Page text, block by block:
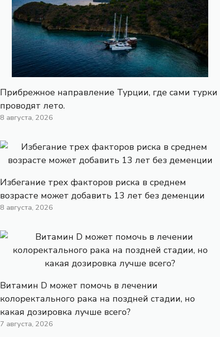
Прибрежное направление Турции, где сами турки
проводят лето.
8 августа, 2026
Избегание трех факторов риска в среднем
возрасте может добавить 13 лет без деменции
8 августа, 2026
Витамин D может помочь в лечении
колоректального рака на поздней стадии, но
какая дозировка лучше всего?
7 августа, 2026